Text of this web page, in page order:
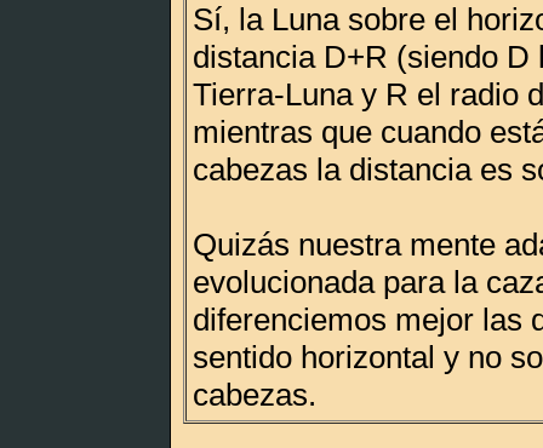
Sí, la Luna sobre el
distancia D+R (siendo D
Tierra-Luna y R el radio
mientras que cuando
cabezas la distancia es
Quizás nuestra mente
evolucionada para la
diferenciemos mejor las
sentido horizontal y no
cabezas.